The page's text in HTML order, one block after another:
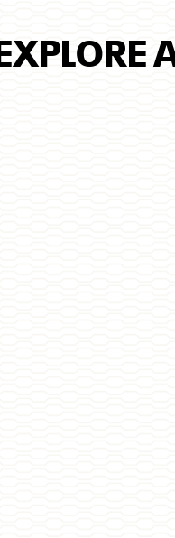
EXPLORE